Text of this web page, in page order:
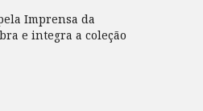
Imprensa da
e integra a coleção